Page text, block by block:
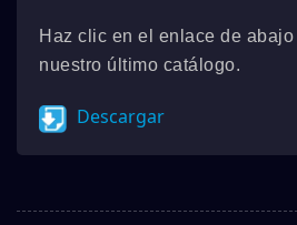
Haz clic en el enlace de
nuestro último catálogo.
Descargar